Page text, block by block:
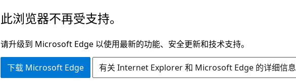
此浏览器不再受支持。
请升级到 Microsoft Edge 以使用最新的功能、安全更新和技术支持。
下载 Microsoft Edge 有关 Internet Explorer 和 Microsoft Edge 的详细信息